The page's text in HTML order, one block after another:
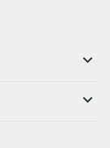
keyboard_arrow_down
keyboard_arrow_down